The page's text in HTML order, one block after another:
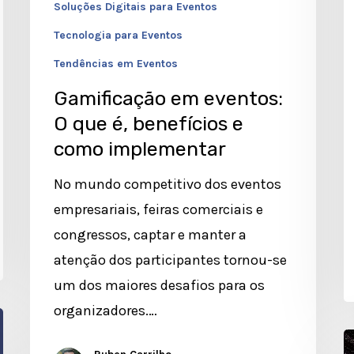
Soluções Digitais para Eventos
Tecnologia para Eventos
Tendências em Eventos
Gamificação em eventos:
O que é, benefícios e
como implementar
No mundo competitivo dos eventos
empresariais, feiras comerciais e
congressos, captar e manter a
atenção dos participantes tornou-se
um dos maiores desafios para os
organizadores.…